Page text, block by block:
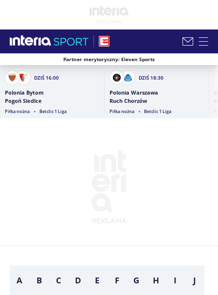
Zamknij i przejdź na stronę główną INTERIA
Partner merytoryczny: Eleven Sports
DZIŚ 16:00
Polonia Bytom
Pogoń Siedlce
Piłka nożna Betclic 1 Liga
DZIŚ 18:30
Polonia Warszawa
Ruch Chorzów
Piłka nożna Betclic 1 Liga
A B C D E F G H I J